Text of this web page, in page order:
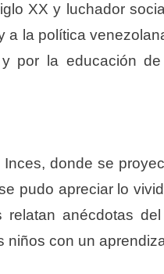
XX y luchador
a la política
por la educación
donde se
pudo apreciar lo
anécdotas
con un